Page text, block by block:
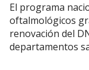
El programa
oftalmológicos
renovación del
departamentos